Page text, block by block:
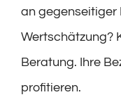
an gegenseitiger
Wertschätzung?
Beratung. Ihre
profitieren.